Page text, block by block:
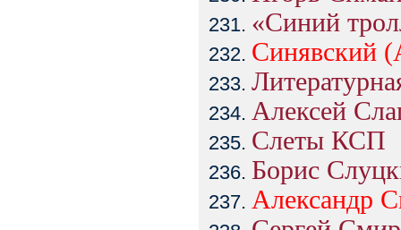
«Синий
Синявский
Алексей
Слеты КСП
Борис
Александр